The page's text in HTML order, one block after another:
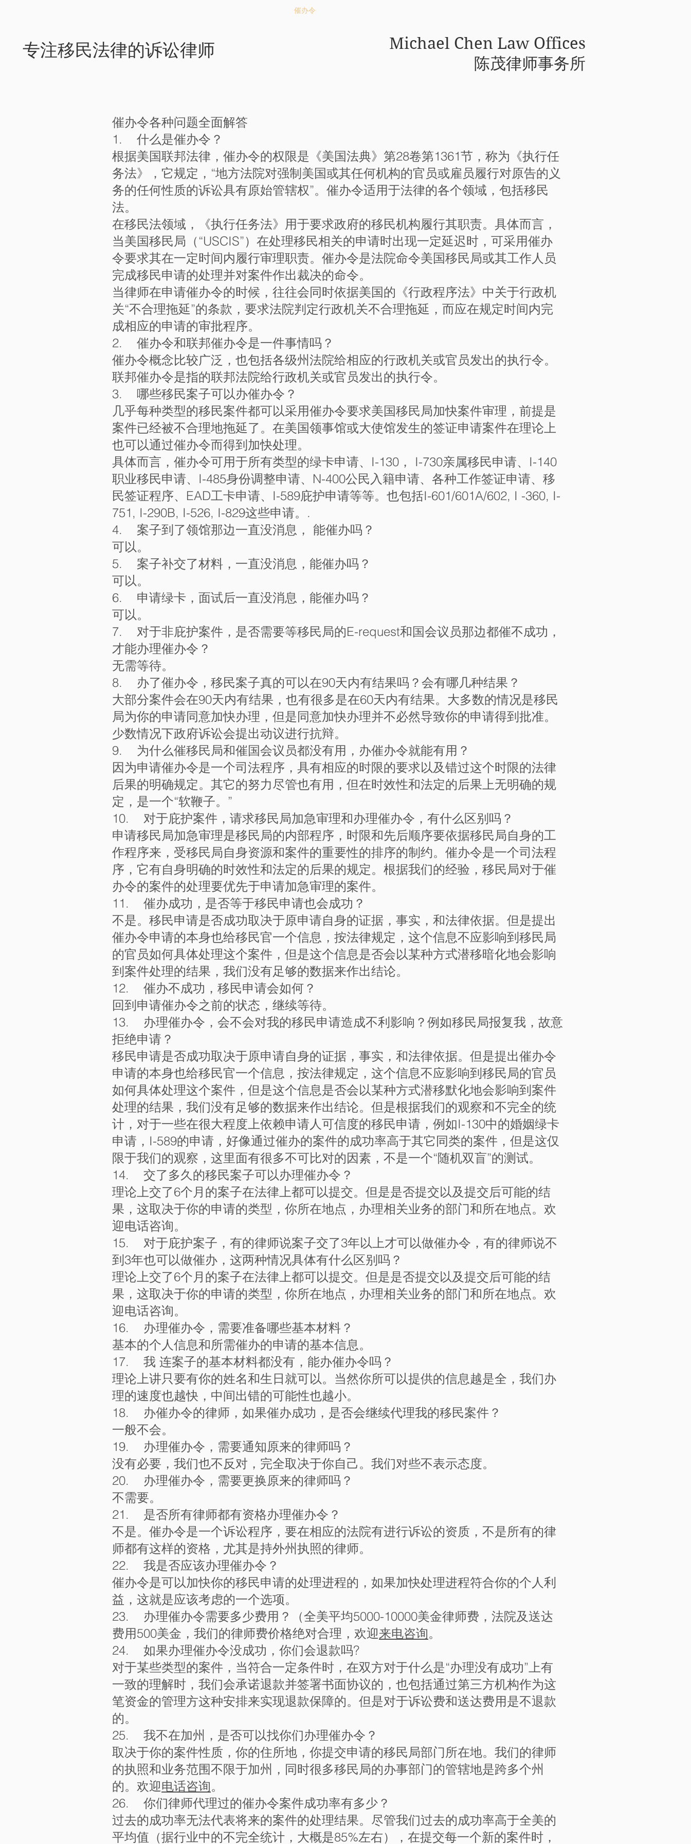
催办令
​专注移民法律的诉讼律师
Michael Chen Law Offices
陈茂律师事务所
催办令各种问题全面解答
1. 什么是催办令？
根据美国联邦法律，催办令的权限是《美国法典》第28卷第1361节，称为《执行任
务法》，它规定，“地方法院对强制美国或其任何机构的官员或雇员履行对原告的义
务的任何性质的诉讼具有原始管辖权”。催办令适用于法律的各个领域，包括移民
法。
在移民法领域，《执行任务法》用于要求政府的移民机构履行其职责。具体而言，
当美国移民局（“USCIS”）在处理移民相关的申请时出现一定延迟时，可采用催办
令要求其在一定时间内履行审理职责。催办令是法院命令美国移民局或其工作人员
完成移民申请的处理并对案件作出裁决的命令。
当律师在申请催办令的时候，往往会同时依据美国的《行政程序法》中关于行政机
关“不合理拖延”的条款，要求法院判定行政机关不合理拖延，而应在规定时间内完
成相应的申请的审批程序。
2. 催办令和联邦催办令是一件事情吗？
催办令概念比较广泛，也包括各级州法院给相应的行政机关或官员发出的执行令。
联邦催办令是指的联邦法院给行政机关或官员发出的执行令。
3. 哪些移民案子可以办催办令？
几乎每种类型的移民案件都可以采用催办令要求美国移民局加快案件审理，前提是
案件已经被不合理地拖延了。在美国领事馆或大使馆发生的签证申请案件在理论上
也可以通过催办令而得到加快处理。
具体而言，催办令可用于所有类型的绿卡申请、I-130， I-730亲属移民申请、I-140
职业移民申请、I-485身份调整申请、N-400公民入籍申请、各种工作签证申请、移
民签证程序、EAD工卡申请、I-589庇护申请等等。也包括I-601/601A/602, I -360, I-
751, I-290B, I-526, I-829这些申请。.
4. 案子到了领馆那边一直没消息， 能催办吗？
可以。
5. 案子补交了材料，一直没消息，能催办吗？
可以。
6. 申请绿卡，面试后一直没消息，能催办吗？
可以。
7. 对于非庇护案件，是否需要等移民局的E-request和国会议员那边都催不成功，
才能办理催办令？
无需等待。
8. 办了催办令，移民案子真的可以在90天内有结果吗？会有哪几种结果？
大部分案件会在90天内有结果，也有很多是在60天内有结果。大多数的情况是移民
局为你的申请同意加快办理，但是同意加快办理并不必然导致你的申请得到批准。
少数情况下政府诉讼会提出动议进行抗辩。
9. 为什么催移民局和催国会议员都没有用，办催办令就能有用？
因为申请催办令是一个司法程序，具有相应的时限的要求以及错过这个时限的法律
后果的明确规定。其它的努力尽管也有用，但在时效性和法定的后果上无明确的规
定，是一个“软鞭子。”
10. 对于庇护案件，请求移民局加急审理和办理催办令，有什么区别吗？
申请移民局加急审理是移民局的内部程序，时限和先后顺序要依据移民局自身的工
作程序来，受移民局自身资源和案件的重要性的排序的制约。催办令是一个司法程
序，它有自身明确的时效性和法定的后果的规定。根据我们的经验，移民局对于催
办令的案件的处理要优先于申请加急审理的案件。
11. 催办成功，是否等于移民申请也会成功？
不是。移民申请是否成功取决于原申请自身的证据，事实，和法律依据。但是提出
催办令申请的本身也给移民官一个信息，按法律规定，这个信息不应影响到移民局
的官员如何具体处理这个案件，但是这个信息是否会以某种方式潜移暗化地会影响
到案件处理的结果，我们没有足够的数据来作出结论。
12. 催办不成功，移民申请会如何？
回到申请催办令之前的状态，继续等待。
13. 办理催办令，会不会对我的移民申请造成不利影响？例如移民局报复我，故意
拒绝申请？
移民申请是否成功取决于原申请自身的证据，事实，和法律依据。但是提出催办令
申请的本身也给移民官一个信息，按法律规定，这个信息不应影响到移民局的官员
如何具体处理这个案件，但是这个信息是否会以某种方式潜移默化地会影响到案件
处理的结果，我们没有足够的数据来作出结论。但是根据我们的观察和不完全的统
计，对于一些在很大程度上依赖申请人可信度的移民申请，例如I-130中的婚姻绿卡
申请，I-589的申请，好像通过催办的案件的成功率高于其它同类的案件，但是这仅
限于我们的观察，这里面有很多不可比对的因素，不是一个“随机双盲”的测试。
14. 交了多久的移民案子可以办理催办令？
理论上交了6个月的案子在法律上都可以提交。但是是否提交以及提交后可能的结
果，这取决于你的申请的类型，你所在地点，办理相关业务的部门和所在地点。欢
迎电话咨询。
15. 对于庇护案子，有的律师说案子交了3年以上才可以做催办令，有的律师说不
到3年也可以做催办，这两种情况具体有什么区别吗？
理论上交了6个月的案子在法律上都可以提交。但是是否提交以及提交后可能的结
果，这取决于你的申请的类型，你所在地点，办理相关业务的部门和所在地点。欢
迎电话咨询。
16. 办理催办令，需要准备哪些基本材料？
基本的个人信息和所需催办的申请的基本信息。
17. 我 连案子的基本材料都没有，能办催办令吗？
理论上讲只要有你的姓名和生日就可以。当然你所可以提供的信息越是全，我们办
理的速度也越快，中间出错的可能性也越小。
18. 办催办令的律师，如果催办成功，是否会继续代理我的移民案件？
一般不会。
19. 办理催办令，需要通知原来的律师吗？
没有必要，我们也不反对，完全取决于你自己。我们对些不表示态度。
20. 办理催办令，需要更换原来的律师吗？
不需要。
21. 是否所有律师都有资格办理催办令？
不是。催办令是一个诉讼程序，要在相应的法院有进行诉讼的资质，不是所有的律
师都有这样的资格，尤其是持外州执照的律师。
22. 我是否应该办理催办令？
催办令是可以加快你的移民申请的处理进程的，如果加快处理进程符合你的个人利
益，这就是应该考虑的一个选项。
23. 办理催办令需要多少费用？（全美平均5000-10000美金律师费，法院及送达
费用500美金，我们的律师费价格绝对合理，欢迎来电咨询。
24. 如果办理催办令没成功，你们会退款吗?
对于某些类型的案件，当符合一定条件时，在双方对于什么是“办理没有成功”上有
一致的理解时，我们会承诺退款并签署书面协议的，也包括通过第三方机构作为这
笔资金的管理方这种安排来实现退款保障的。但是对于诉讼费和送达费用是不退款
的。
25. 我不在加州，是否可以找你们办理催办令？
取决于你的案件性质，你的住所地，你提交申请的移民局部门所在地。我们的律师
的执照和业务范围不限于加州，同时很多移民局的办事部门的管辖地是跨多个州
的。欢迎电话咨询。
26. 你们律师代理过的催办令案件成功率有多少？
过去的成功率无法代表将来的案件的处理结果。尽管我们过去的成功率高于全美的
平均值（据行业中的不完全统计，大概是85%左右），在提交每一个新的案件时，